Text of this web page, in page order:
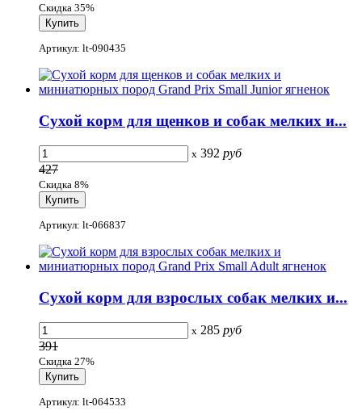
Скидка 35%
Артикул: lt-090435
Сухой корм для щенков и собак мелких и...
x 392 руб
427
Скидка 8%
Артикул: lt-066837
Сухой корм для взрослых собак мелких и...
x 285 руб
391
Скидка 27%
Артикул: lt-064533